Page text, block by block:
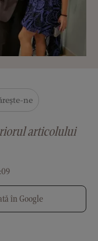
ne
articolului
în Google